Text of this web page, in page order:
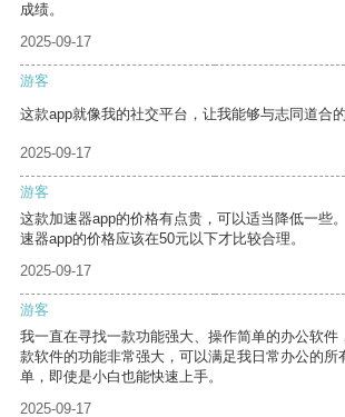
成绩。
2025-09-17
游客
这款app就像我的社交平台，让我能够与志同道合
2025-09-17
游客
这款加速器app的价格有点贵，可以适当降低一些
速器app的价格应该在50元以下才比较合理。
2025-09-17
游客
我一直在寻找一款功能强大、操作简单的办公软件
款软件的功能非常强大，可以满足我日常办公的所
单，即使是小白也能快速上手。
2025-09-17